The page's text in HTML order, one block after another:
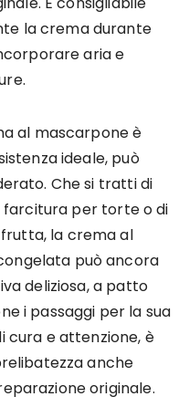
la crema durante
aria e
al mascarpone è
ideale, può
Che si tratti di
farcitura per torte o di
la crema al
può ancora
deliziosa, a patto
i passaggi per la sua
cura e attenzione, è
anche
originale.